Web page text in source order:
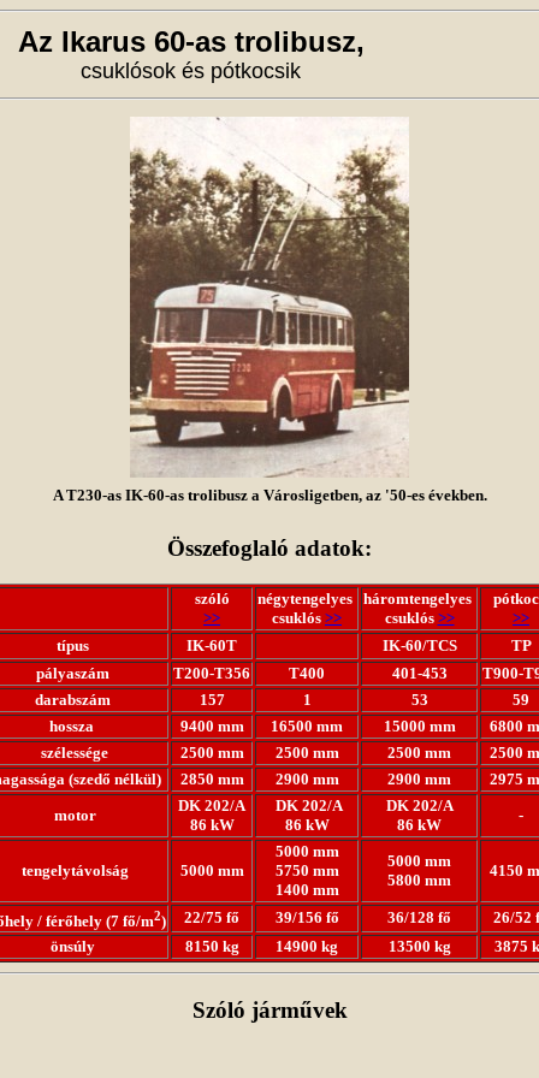
Az Ikarus 60-as trolibusz,
csuklósok és pótkocsik
A T230-as IK-60-as trolibusz a Városligetben, az '50-es években.
Összefoglaló adatok:
szóló
>>
négytengelyes
csuklós >>
háromtengelyes
csuklós >>
>>
típus
IK-60T IK-60/TCS
TP
pályaszám
T200-T356 T400 401-453
T900-
darabszám
157 1 53
59
hossza
9400 mm 16500 mm 15000 mm
6800
szélessége
2500 mm 2500 mm 2500 mm
2500
(szedő nélkül)
2850 mm 2900 mm 2900 mm
2975
motor
DK 202/A
86 kW
DK 202/A
86 kW
DK 202/A
86 kW
-
tengelytávolság 5000 mm
5000 mm
5750 mm
1400 mm
5000 mm
5800 mm
4150
/ férőhely (7 fő/m2) 22/75 fő 39/156 fő 36/128 fő
26/52
önsúly
8150 kg 14900 kg 13500 kg 3875
Szóló járművek